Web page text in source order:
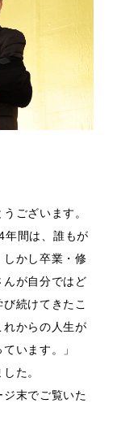
ございます。
年間は、誰もが
かし卒業・修
が自分ではど
続けてきたこ
れからの人生が
います。」
た。
末でご覧いた